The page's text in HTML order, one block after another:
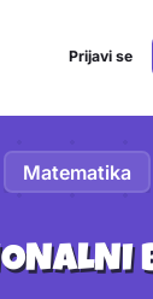
Prijavi se
Matematika